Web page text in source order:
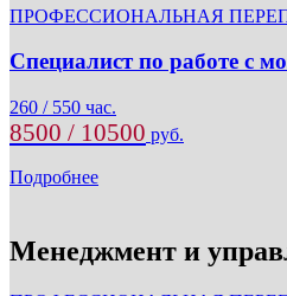
ПРОФЕССИОНАЛЬНАЯ
Специалист по работе с
260 / 550 час.
8500 / 10500 руб.
Подробнее
Менеджмент и